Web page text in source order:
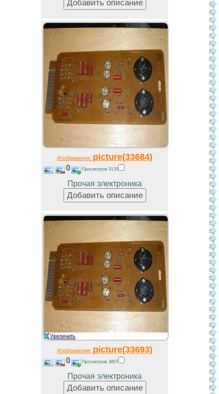
Изображениеpicture(33684)
0 Просмотров 5135
Прочая электроника
Изображениеpicture(33693)
0 Просмотров 3807
Прочая электроника